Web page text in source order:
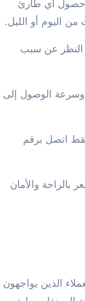
بغض النظر عن سبب
وسرعة الوصول إلى
فقط اتصل برقم
بالراحة والأمان
الذين يواجهون